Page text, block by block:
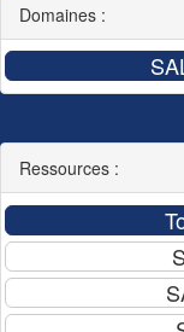
Domaines :
Ressources :